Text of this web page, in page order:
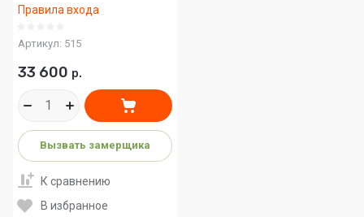
Правила входа
Артикул: 515
33 600 р.
Вызвать замерщика
К сравнению
В избранное